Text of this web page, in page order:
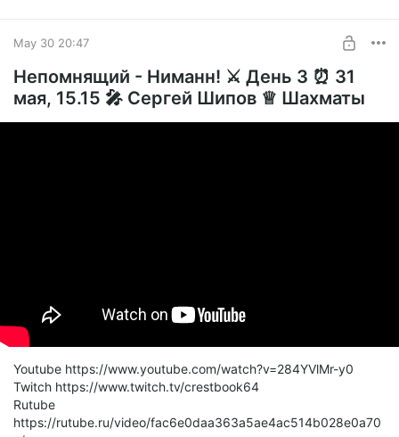
May 30 20:47
Непомнящий - Ниманн! ⚔️ День 3 ⏰ 31
мая, 15.15 🎤 Сергей Шипов ♕ Шахматы
Youtube https://www.youtube.com/watch?v=284YVlMr-y0
Twitch https://www.twitch.tv/crestbook64
Rutube
https://rutube.ru/video/fac6e0daa363a5ae4ac514b028e0a70